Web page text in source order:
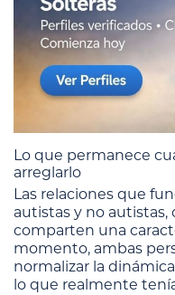
Lo que permanece
arreglarlo
Las relaciones que
autistas y no
comparten una
momento, ambas
normalizar la
lo que realmente